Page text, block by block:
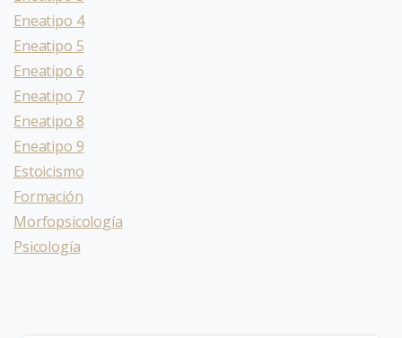
Eneatipo 4
Eneatipo 5
Eneatipo 6
Eneatipo 7
Eneatipo 8
Eneatipo 9
Estoicismo
Formación
Morfopsicología
Psicología